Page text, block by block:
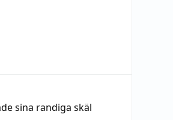
sina randiga skäl